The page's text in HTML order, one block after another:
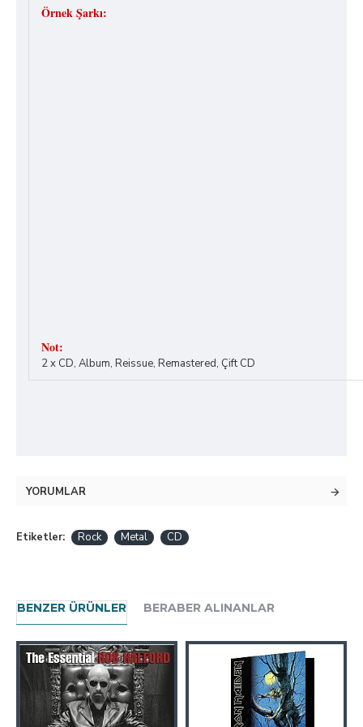
Örnek Şarkı:
Not:
2 x CD, Album, Reissue, Remastered, Çift CD
YORUMLAR
Etiketler: Rock Metal CD
BENZER ÜRÜNLER BERABER ALINANLAR